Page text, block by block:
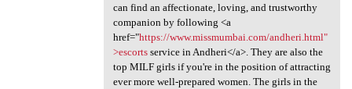
can find an affectionate, loving, and trustworthy
companion by following <a
href="https://www.missmumbai.com/andheri.html"
>escortsservice in Andheri</a>. They are also the
top MILF girls if you're in the position of attracting
ever more well-prepared women. The girls in the